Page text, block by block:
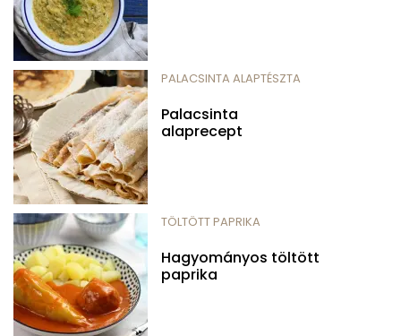
PALACSINTA ALAPTÉSZTA
Palacsinta
alaprecept
TÖLTÖTT PAPRIKA
Hagyományos töltött
paprika